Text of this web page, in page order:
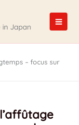
in Japan
– focus sur